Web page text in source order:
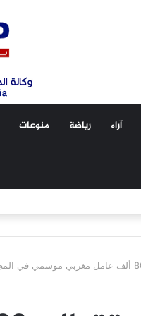
آراء رياضة منوعات